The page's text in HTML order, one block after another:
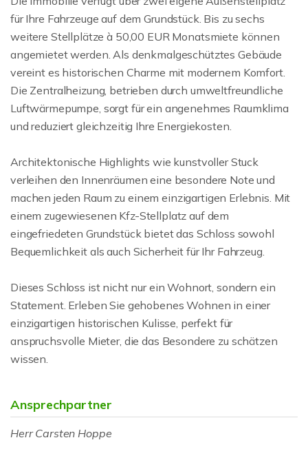
für Ihre Fahrzeuge auf dem Grundstück. Bis zu sechs
weitere Stellplätze à 50,00 EUR Monatsmiete können
angemietet werden. Als denkmalgeschütztes Gebäude
vereint es historischen Charme mit modernem Komfort.
Die Zentralheizung, betrieben durch umweltfreundliche
Luftwärmepumpe, sorgt für ein angenehmes Raumklima
und reduziert gleichzeitig Ihre Energiekosten.
Architektonische Highlights wie kunstvoller Stuck
verleihen den Innenräumen eine besondere Note und
machen jeden Raum zu einem einzigartigen Erlebnis. Mit
einem zugewiesenen Kfz-Stellplatz auf dem
eingefriedeten Grundstück bietet das Schloss sowohl
Bequemlichkeit als auch Sicherheit für Ihr Fahrzeug.
Dieses Schloss ist nicht nur ein Wohnort, sondern ein
Statement. Erleben Sie gehobenes Wohnen in einer
einzigartigen historischen Kulisse, perfekt für
anspruchsvolle Mieter, die das Besondere zu schätzen
wissen.
Ansprechpartner
Herr Carsten Hoppe